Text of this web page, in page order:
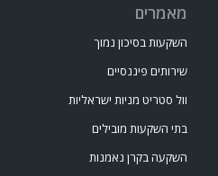
מאמרים
השקעות בסיכון נמוך
שירותים פיננסיים
וול סטריט מניות ישראליות
בתי השקעות מובילים
השקעה בקרן נאמנות